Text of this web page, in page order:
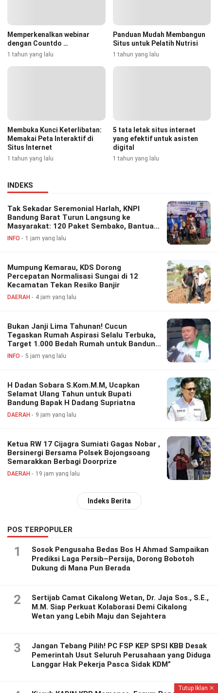
Memperkenalkan webinar
dengan Countdo …
1 tahun yang lalu
Panduan Mudah Membangun
Situs untuk Pelatih Nutrisi
1 tahun yang lalu
Membuka Kunci Keterlibatan:
Memakai Peta Interaktif di
Situs Internet
1 tahun yang lalu
5 tata letak situs internet
yang efektif untuk asisten
digital
1 tahun yang lalu
INDEKS
Tak Sekadar Seremonial Harlah, KNPI
Bandung Barat Turun Langsung ke
Masyarakat: 120 Paket Sembako, Bantuan
Disabilitas hingga Layanan Kesehatan
INFO 1 jam yang lalu
Mumpung Kemarau, KDS Dorong
Percepatan Normalisasi Sungai di 12
Kecamatan Tekan Resiko Banjir
DAERAH 4 jam yang lalu
Bukan Janji Lima Tahunan! Cucun
Tegaskan Rumah Aspirasi Selalu Terbuka,
Target 1.000 Bedah Rumah untuk Bandung
Barat
INFO 5 jam yang lalu
H Dadan Sobara S.Kom.M.M, Ucapkan
Selamat Ulang Tahun untuk Bupati
Bandung Bapak H Dadang Supriatna
DAERAH 9 jam yang lalu
Ketua RW 17 Cijagra Sumiati Gagas Nobar ,
Bersinergi Bersama Polsek Bojongsoang
Semarakkan Berbagi Doorprize
DAERAH 19 jam yang lalu
Indeks Berita
POS TERPOPULER
1
Sosok Pengusaha Bedas Bos H Ahmad Sampaikan
Prediksi Laga Persib–Persija, Dorong Bobotoh
Dukung di Mana Pun Berada
2
Sertijab Camat Cikalong Wetan, Dr. Jaja Sos., S.E.,
M.M. Siap Perkuat Kolaborasi Demi Cikalong
Wetan yang Lebih Maju dan Sejahtera
3
Jangan Tebang Pilih! PC FSP KEP SPSI KBB Desak
Pemerintah Usut Seluruh Perusahaan yang Diduga
Langgar Hak Pekerja Pasca Sidak KDM”
Tutup Iklan